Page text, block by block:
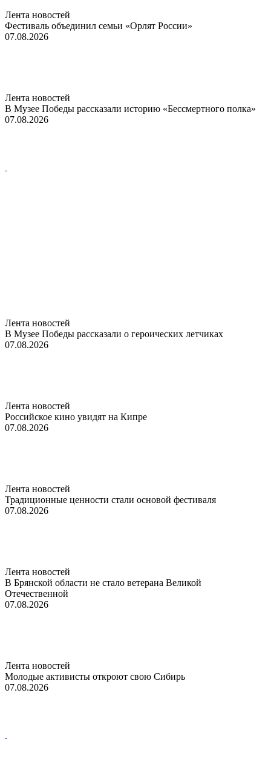
Лента новостей
Фестиваль объединил семьи «Орлят России»
07.08.2026
Лента новостей
В Музее Победы рассказали историю «Бессмертного полка»
07.08.2026
Лента новостей
В Музее Победы рассказали о героических летчиках
07.08.2026
Лента новостей
Российское кино увидят на Кипре
07.08.2026
Лента новостей
Традиционные ценности стали основой фестиваля
07.08.2026
Лента новостей
В Брянской области не стало ветерана Великой
Отечественной
07.08.2026
Лента новостей
Молодые активисты откроют свою Сибирь
07.08.2026